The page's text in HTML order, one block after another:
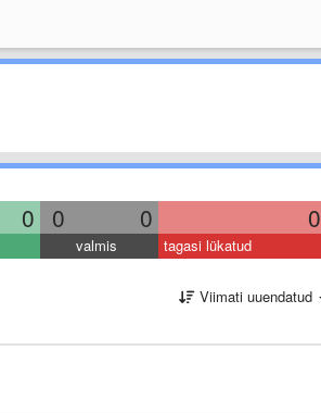
0 0 0 0
valmis tagasi lükatud
Viimati uuendatud